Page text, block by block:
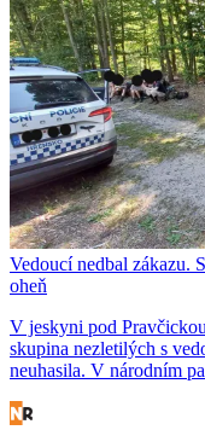
Vedoucí nedbal zákazu.
oheň
V jeskyni pod
skupina nezletilých s
neuhasila. V národním